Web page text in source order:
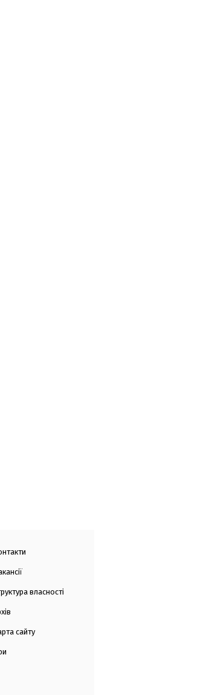
власності
сайту